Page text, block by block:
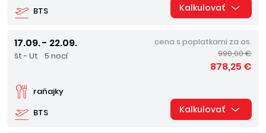
BTS Kalkulovať
17.09. - 22.09.
št - Ut 5 nocí
BTS
raňajky
cena s poplatkami za os.
990,00 €
878,25 €
Kalkulovať